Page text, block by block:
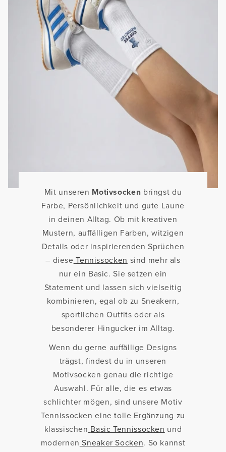
Mit unseren Motivsocken bringst du
Farbe, Persönlichkeit und gute Laune
in deinen Alltag. Ob mit kreativen
Mustern, auffälligen Farben, witzigen
Details oder inspirierenden Sprüchen
– diese Tennissocken sind mehr als
nur ein Basic. Sie setzen ein
Statement und lassen sich vielseitig
kombinieren, egal ob zu Sneakern,
sportlichen Outfits oder als
besonderer Hingucker im Alltag.
Wenn du gerne auffällige Designs
trägst, findest du in unseren
Motivsocken genau die richtige
Auswahl. Für alle, die es etwas
schlichter mögen, sind unsere Motiv
Tennissocken eine tolle Ergänzung zu
klassischen Basic Tennissocken und
modernen Sneaker Socken. So kannst